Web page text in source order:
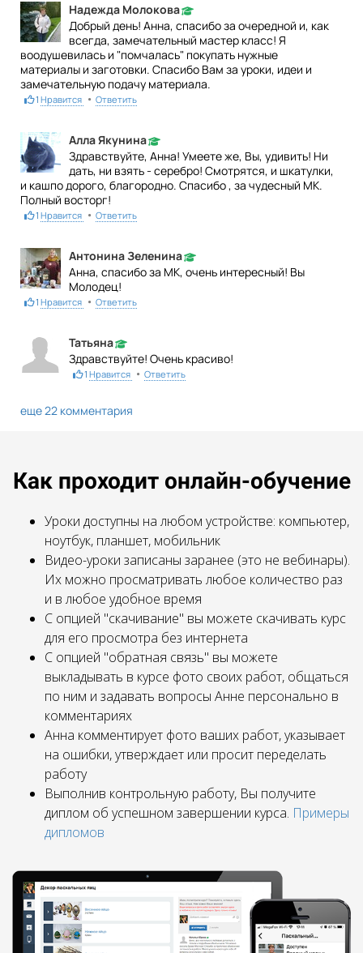
Надежда Молокова
Добрый день! Анна, спасибо за очередной и, как
всегда, замечательный мастер класс! Я
воодушевилась и "помчалась" покупать нужные
материалы и заготовки. Спасибо Вам за уроки, идеи и
замечательную подачу материала.
1 Нравится • Ответить
Алла Якунина
Здравствуйте, Анна! Умеете же, Вы, удивить! Ни
дать, ни взять - серебро! Смотрятся, и шкатулки,
и кашпо дорого, благородно. Спасибо , за чудесный МК.
Полный восторг!
1 Нравится • Ответить
Антонина Зеленина
Анна, спасибо за МК, очень интересный! Вы
Молодец!
1 Нравится • Ответить
Татьяна
Здравствуйте! Очень красиво!
1 Нравится • Ответить
еще 22 комментария
Как проходит онлайн-обучение
Уроки доступны на любом устройстве: компьютер,
ноутбук, планшет, мобильник
Видео-уроки записаны заранее (это не вебинары).
Их можно просматривать любое количество раз
и в любое удобное время
С опцией "скачивание" вы можете скачивать курс
для его просмотра без интернета
С опцией "обратная связь" вы можете
выкладывать в курсе фото своих работ, общаться
по ним и задавать вопросы Анне персонально в
комментариях
Анна комментирует фото ваших работ, указывает
на ошибки, утверждает или просит переделать
работу
Выполнив контрольную работу, Вы получите
диплом об успешном завершении курса. Примеры
дипломов